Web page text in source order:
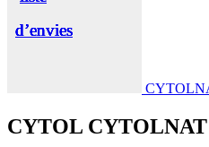
CYTOL
d’envies
d’envies
d’envies
d’envies
d’envies